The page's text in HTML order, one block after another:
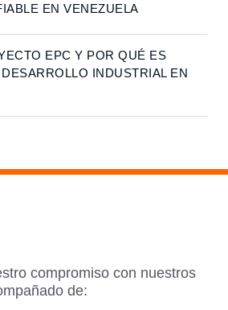
EN VENEZUELA
EPC Y POR QUÉ ES
INDUSTRIAL EN
compromiso con nuestros
de: